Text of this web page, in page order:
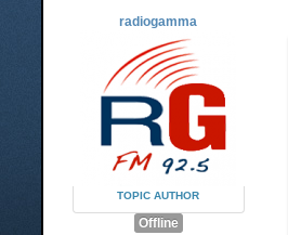
radiogamma
TOPIC AUTHOR
Offline